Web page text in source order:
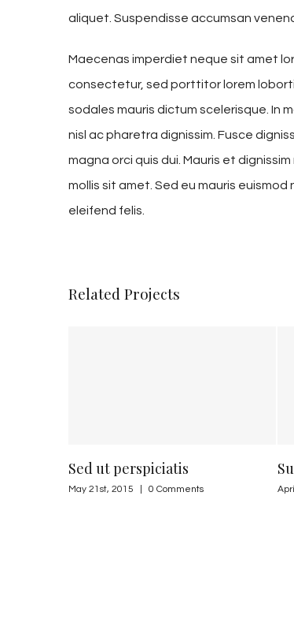
aliquet. Suspendisse accumsan
Maecenas imperdiet neque sit amet
consectetur, sed porttitor lorem
sodales mauris dictum scelerisque. In
nisl ac pharetra dignissim. Fusce
magna orci quis dui. Mauris et
mollis sit amet. Sed eu mauris
eleifend felis.
Related Projects
Sed ut perspiciatis
May 21st, 2015 | 0 Comments April 5th, 2015